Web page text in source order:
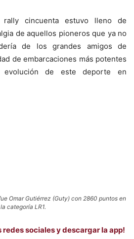
cincuenta estuvo lleno de
de aquellos pioneros que ya no
de los grandes amigos de
de embarcaciones más potentes
evolución de este deporte en
Omar Gutiérrez (Guty) con 2860 puntos en
la categoría LR1.
redes sociales y descargar la app!